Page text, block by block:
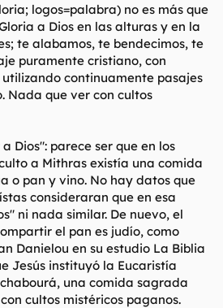
logos=palabra) no es más que
a Dios en las alturas y en la
te alabamos, te bendecimos, te
puramente cristiano, con
continuamente pasajes
Nada que ver con cultos
Dios": parece ser que en los
a Mithras existía una comida
o pan y vino. No hay datos que
consideraran que en esa
ni nada similar. De nuevo, el
el pan es judío, como
Danielou en su estudio La Biblia
Jesús instituyó la Eucaristía
una comida sagrada
cultos mistéricos paganos.